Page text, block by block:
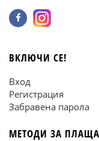
ВКЛЮЧИ СЕ!
Вход
Регистрация
Забравена парола
МЕТОДИ ЗА